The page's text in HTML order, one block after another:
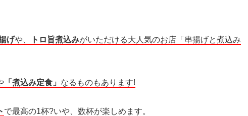
げや、 トロ旨煮込みがいただける大人気のお店「串揚げと煮込み
「煮込み定食」 なるものもあります!
で最高の1杯?いや、数杯が楽しめます。